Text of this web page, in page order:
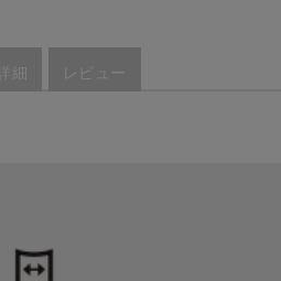
細 レビュー